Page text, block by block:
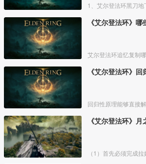
《艾尔登法环》
《艾尔登法环》
《艾尔登法环》